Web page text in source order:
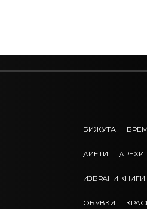
БИЖУТА
ДИЕТИ ДРЕХИ
ИЗБРАНИ КНИГИ
ОБУВКИ